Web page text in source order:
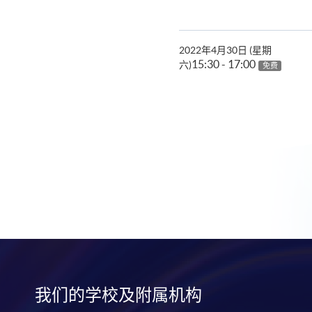
2022年4月30日 (星期
六)15:30 - 17:00 免费
我们的学校及附属机构